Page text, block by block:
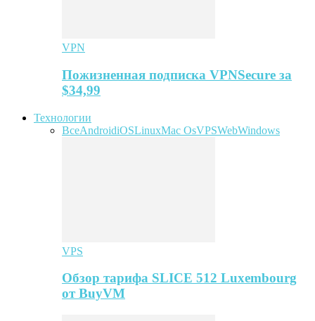
VPN
Пожизненная подписка VPNSecure за
$34,99
Технологии
ВсеAndroidiOSLinuxMac OsVPSWebWindows
VPS
Обзор тарифа SLICE 512 Luxembourg
от BuyVM